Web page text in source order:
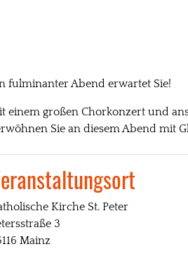
fulminanter Abend erwartet Sie!
einem großen Chorkonzert und
Sie an diesem Abend mit
Kirche St. Peter
3
Mainz